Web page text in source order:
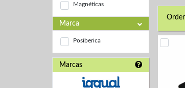
Magnéticas
Marca
Posiberica
Marcas